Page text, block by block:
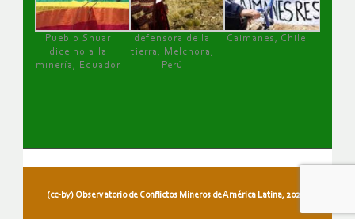
Pueblo Shuar
dice no a la
minería, Ecuador
defensora de la
tierra, Melchora,
Perú
Caimanes, Chile
(cc-by) Observatorio de Conflictos Mineros de América Latina, 2026